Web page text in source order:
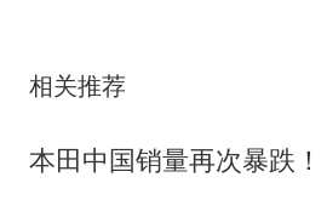
相关推荐
本田中国销量再次暴跌！